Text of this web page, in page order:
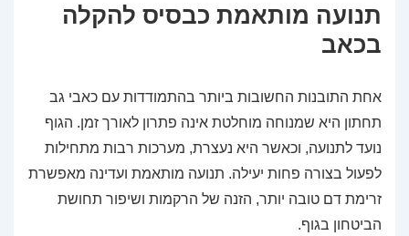
תנועה מותאמת כבסיס להקלה
בכאב
אחת התובנות החשובות ביותר בהתמודדות עם כאבי גב
תחתון היא שמנוחה מוחלטת אינה פתרון לאורך זמן. הגוף
נועד לתנועה, וכאשר היא נעצרת, מערכות רבות מתחילות
לפעול בצורה פחות יעילה. תנועה מותאמת ועדינה מאפשרת
זרימת דם טובה יותר, הזנה של הרקמות ושיפור תחושת
הביטחון בגוף.